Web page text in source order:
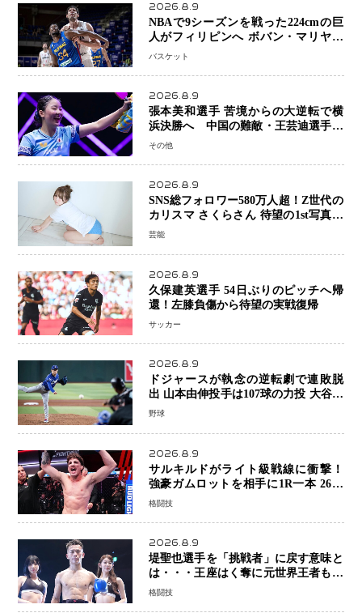
2026.8.9
NBAで9シーズンを戦った224cmの巨
人がフィリピンへ ボバン・マリヤノ
ビッチ ジョーンズカップで新たな挑
バスケット
2026.8.9
張本美和選手 苦境からの大逆転で横
浜決勝へ 中国の難敵・王芸迪選手を
撃破「ここからまた行くぞ」兄・智和
その他
2026.8.9
SNS総フォロワー580万人超！Z世代の
カリスマ さくらさん 待望の1st写真集
が11月5日発売決定 沖縄で“今しか残
芸能
2026.8.9
久保建英選手 54日ぶりのピッチへ帰
還！左膝負傷から待望の実戦復帰
サッカー
2026.8.9
ドジャースが執念の逆転劇で連敗脱
出 山本由伸投手は107球の力投 大谷翔
平選手が延長10回に勝利を呼び込む一
野球
2026.8.9
サルキルドがライト級戦線に衝撃！
強豪ガムロットを相手に1R一本 26歳
の豪州の新星が「トップ戦線」へ名乗
格闘技
2026.8.9
堤聖也選手を「挑戦者」に戻す意味と
は・・・王座はく奪に元世界王者も疑
問符 見たいのは井上拓真選手、那須
格闘技